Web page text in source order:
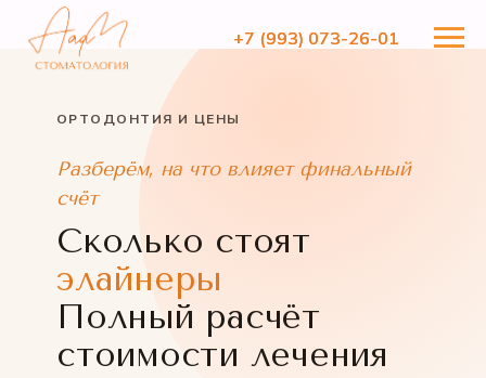
+7 (993) 073-26-01
+7 (993) 073-26-01
ОРТОДОНТИЯ И ЦЕНЫ
Разберём, на что влияет финальный
счёт
Сколько стоят
элайнеры
Полный расчёт
стоимости лечения